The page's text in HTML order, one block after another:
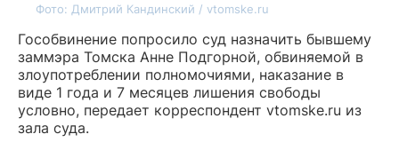
Фото: Дмитрий Кандинский / vtomske.ru
Гособвинение попросило суд назначить бывшему
заммэра Томска Анне Подгорной, обвиняемой в
злоупотреблении полномочиями, наказание в
виде 1 года и 7 месяцев лишения свободы
условно, передает корреспондент vtomske.ru из
зала суда.